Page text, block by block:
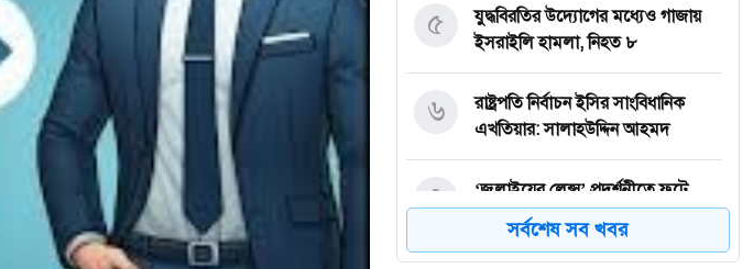
যুদ্ধবিরতির উদ্যোগের মধ্যেও গাজায়
ইসরাইলি হামলা, নিহত ৮
৫
রাষ্ট্রপতি নির্বাচন ইসির সাংবিধানিক
এখতিয়ার: সালাহউদ্দিন আহমদ
৬
‘জুলাইয়ের লেন্স’ প্রদর্শনীতে ফুটে
উঠেছে গণঅভ্যুত্থানের ভয়াবহতা
৭
সর্বশেষ সব খবর